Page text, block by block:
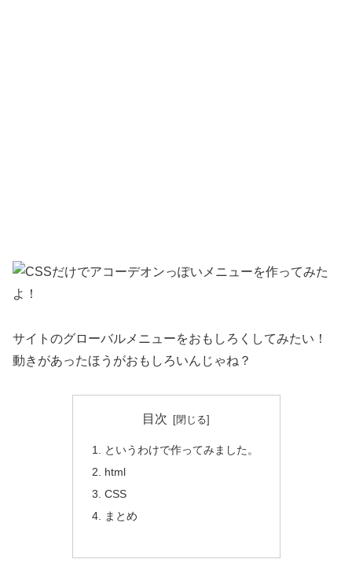
サイトのグローバルメニューをおもしろくしてみたい！
動きがあったほうがおもしろいんじゃね？
目次
というわけで作ってみました。
html
CSS
まとめ